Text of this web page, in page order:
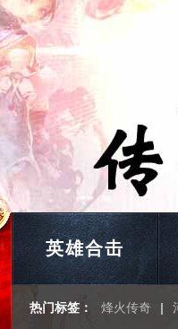
英雄合击
热门标签： 烽火传奇 |